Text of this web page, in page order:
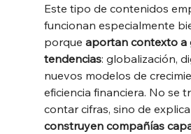
Este tipo de contenidos
funcionan especialmente
porque aportan contexto a
tendencias: globalización,
nuevos modelos de
eficiencia financiera. No se
contar cifras, sino de
construyen compañías